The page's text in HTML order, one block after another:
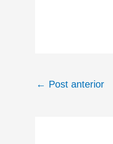
← Post anterior